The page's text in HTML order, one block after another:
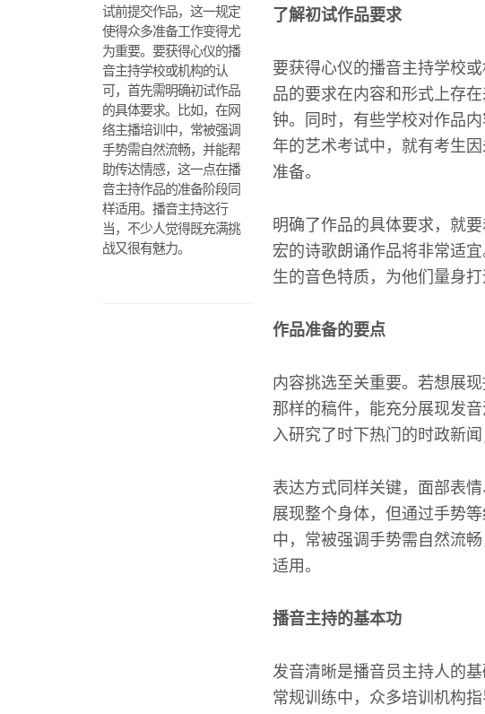
试前提交作品，这一规定
使得众多准备工作变得尤
为重要。要获得心仪的播
音主持学校或机构的认
可，首先需明确初试作品
的具体要求。比如，在网
络主播培训中，常被强调
手势需自然流畅，并能帮
助传达情感，这一点在播
音主持作品的准备阶段同
样适用。播音主持这行
当，不少人觉得既充满挑
战又很有魅力。
了解初试作品要求
要获得心仪的播音主持学校
品的要求在内容和形式上存
钟。同时，有些学校对作品
年的艺术考试中，就有考生
准备。
明确了作品的具体要求，就
宏的诗歌朗诵作品将非常适
生的音色特质，为他们量身打
作品准备的要点
内容挑选至关重要。若想展
那样的稿件，能充分展现发
入研究了时下热门的时政新
表达方式同样关键，面部表
展现整个身体，但通过手势
中，常被强调手势需自然流
适用。
播音主持的基本功
发音清晰是播音员主持人的
常规训练中，众多培训机构